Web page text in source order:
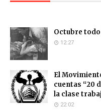
Octubre
12:27
El
cuentas “20
la clase
22:02